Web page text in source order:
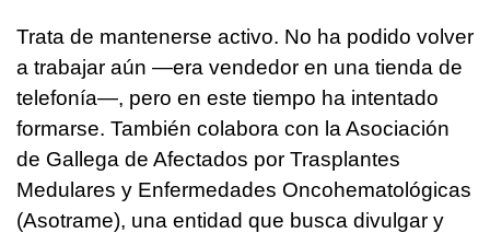
Trata de mantenerse activo. No ha podido volver
a trabajar aún —era vendedor en una tienda de
telefonía—, pero en este tiempo ha intentado
formarse. También colabora con la Asociación
de Gallega de Afectados por Trasplantes
Medulares y Enfermedades Oncohematológicas
(Asotrame), una entidad que busca divulgar y